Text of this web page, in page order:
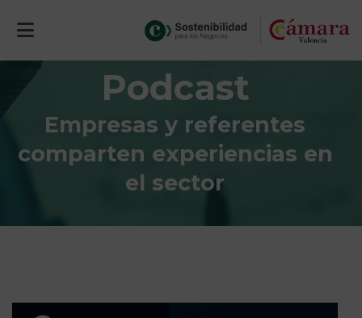
Podcast
Empresas y referentes
comparten experiencias en
el sector